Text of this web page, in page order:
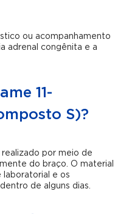
ou acompanhamento
adrenal congênita e a
11-
S)?
por meio de
do braço. O material
laboratorial e os
de alguns dias.